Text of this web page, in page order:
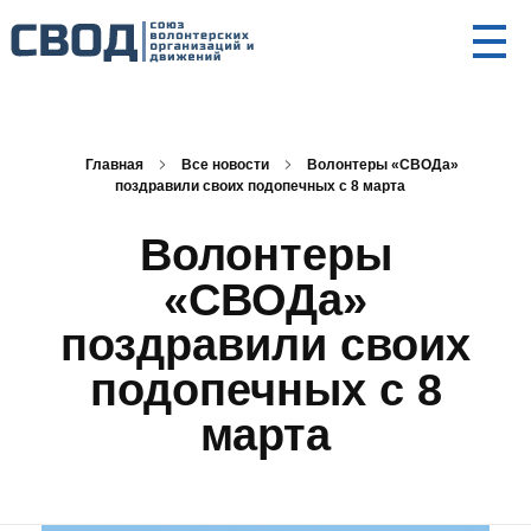
Главная Все новости
Волонтеры «СВОДа»
поздравили своих подопечных с 8 марта
Волонтеры
«СВОДа»
поздравили своих
подопечных с 8
марта